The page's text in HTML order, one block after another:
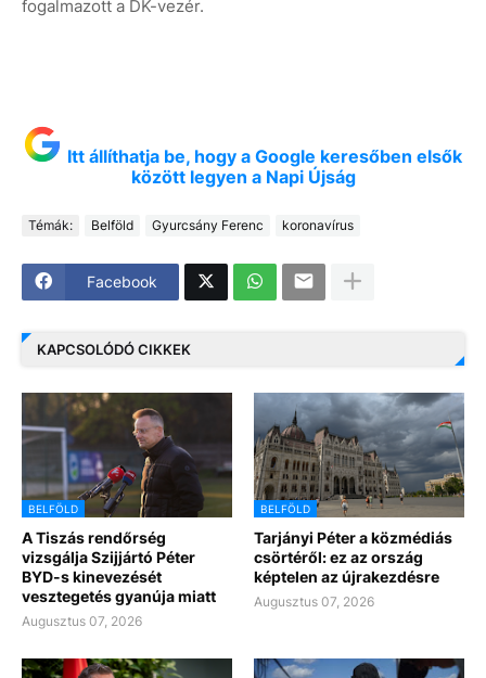
fogalmazott a DK-vezér.
Itt állíthatja be, hogy a Google keresőben elsők
között legyen a Napi Újság
Témák: Belföld Gyurcsány Ferenc koronavírus
Facebook
KAPCSOLÓDÓ CIKKEK
BELFÖLD
A Tiszás rendőrség
vizsgálja Szijjártó Péter
BYD-s kinevezését
vesztegetés gyanúja miatt
Augusztus 07, 2026
BELFÖLD
Tarjányi Péter a közmédiás
csörtéről: ez az ország
képtelen az újrakezdésre
Augusztus 07, 2026